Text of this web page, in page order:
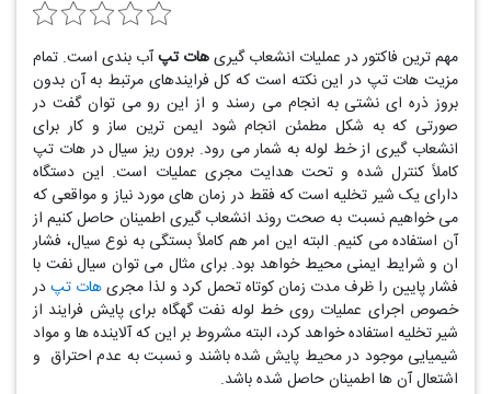
مهم ترین فاکتور در عملیات انشعاب گیریهات تپآب بندی است. تمام
مزیت هات تپ در این نکته است که کل فرایندهای مرتبط به آن بدون
بروز ذره ای نشتی به انجام می رسند و از این رو می توان گفت در
صورتی که به شکل مطمئن انجام شود ایمن ترین ساز و کار برای
انشعاب گیری از خط لوله به شمار می رود. برون ریز سیال در هات تپ
کاملاً کنترل شده و تحت هدایت مجری عملیات است. این دستگاه
دارای یک شیر تخلیه است که فقط در زمان های مورد نیاز و مواقعی که
می خواهیم نسبت به صحت روند انشعاب گیری اطمینان حاصل کنیم از
آن استفاده می کنیم. البته این امر هم کاملاً بستگی به نوع سیال، فشار
ان و شرایط ایمنی محیط خواهد بود. برای مثال می توان سیال نفت با
فشار پایین را ظرف مدت زمان کوتاه تحمل کرد و لذا مجریهات تپدر
خصوص اجرای عملیات روی خط لوله نفت گهگاه برای پایش فرایند از
شیر تخلیه استفاده خواهد کرد، البته مشروط بر این که آلاینده ها و مواد
شیمیایی موجود در محیط پایش شده باشند و نسبت به عدم احتراق و
اشتعال آن ها اطمینان حاصل شده باشد.